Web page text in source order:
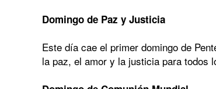
Domingo de Paz y Justicia
Este día cae el primer domingo de
la paz, el amor y la justicia para todos